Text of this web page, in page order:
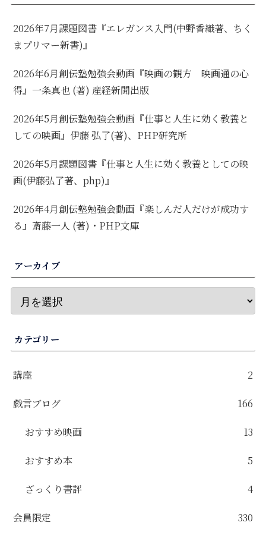
2026年7月課題図書『エレガンス入門(中野香織著、ちく
まプリマー新書)』
2026年6月創伝塾勉強会動画『映画の観方 映画通の心
得』一条真也 (著) 産経新聞出版
2026年5月創伝塾勉強会動画『仕事と人生に効く教養と
しての映画』伊藤 弘了(著)、PHP研究所
2026年5月課題図書『仕事と人生に効く教養としての映
画(伊藤弘了著、php)』
2026年4月創伝塾勉強会動画『楽しんだ人だけが成功す
る』斎藤一人 (著)・PHP文庫
アーカイブ
カテゴリー
講座 2
戯言ブログ 166
おすすめ映画 13
おすすめ本 5
ざっくり書評 4
会員限定 330